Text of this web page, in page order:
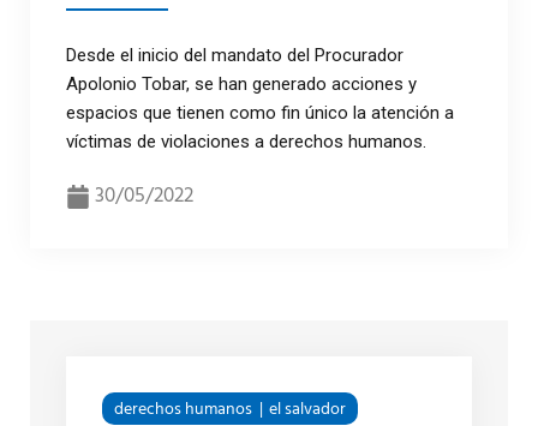
Desde el inicio del mandato del Procurador
Apolonio Tobar, se han generado acciones y
espacios que tienen como fin único la atención a
víctimas de violaciones a derechos humanos.
30/05/2022
derechos humanos el salvador